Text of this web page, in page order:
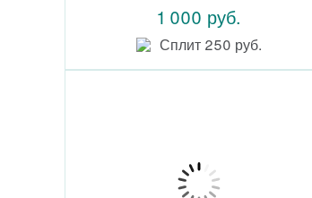
1 000 руб.
Сплит 250 руб.